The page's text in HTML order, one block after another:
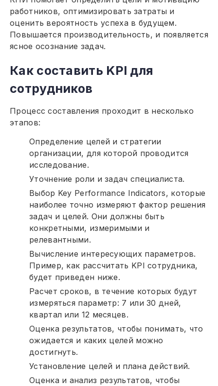
работников, оптимизировать затраты и
оценить вероятность успеха в будущем.
Повышается производительность, и появляется
ясное осознание задач.
Как составить KPI для
сотрудников
Процесс составления проходит в несколько
этапов:
Определение целей и стратегии
организации, для которой проводится
исследование.
Уточнение роли и задач специалиста.
Выбор Key Performance Indicators, которые
наиболее точно измеряют фактор решения
задач и целей. Они должны быть
конкретными, измеримыми и
релевантными.
Вычисление интересующих параметров.
Пример, как рассчитать KPI сотрудника,
будет приведен ниже.
Расчет сроков, в течение которых будут
измеряться параметр: 7 или 30 дней,
квартал или 12 месяцев.
Оценка результатов, чтобы понимать, что
ожидается и каких целей можно
достигнуть.
Установление целей и плана действий.
Оценка и анализ результатов, чтобы